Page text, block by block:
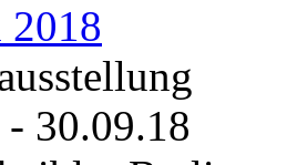
2018
- 30.09.18